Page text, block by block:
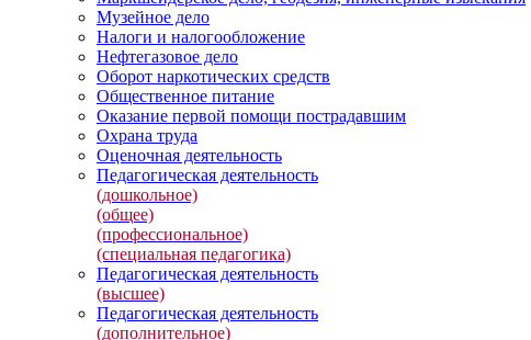
Музейное дело
Налоги и налогообложение
Нефтегазовое дело
Оборот наркотических средств
Общественное питание
Оказание первой помощи пострадавшим
Охрана труда
Оценочная деятельность
Педагогическая деятельность
(дошкольное)
(общее)
(профессиональное)
(специальная педагогика)
Педагогическая деятельность
(высшее)
Педагогическая деятельность
(дополнительное)